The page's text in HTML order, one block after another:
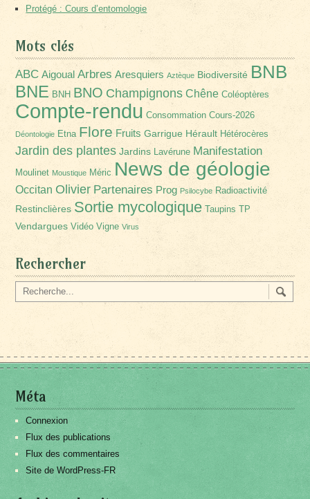
Protégé : Cours d’entomologie
Mots clés
ABC Aigoual Arbres Aresquiers Aztèque Biodiversité BNB
BNE BNH BNO Champignons Chêne Coléoptères
Compte-rendu Consommation Cours-2026
Déontologie Etna Flore Fruits Garrigue Hérault Hétérocères
Jardin des plantes Jardins Lavérune Manifestation
Moulinet Moustique Méric News de géologie
Occitan Olivier Partenaires Prog Psilocybe Radioactivité
Restinclières Sortie mycologique Taupins TP
Vendargues Vidéo Vigne Virus
Rechercher
Méta
Connexion
Flux des publications
Flux des commentaires
Site de WordPress-FR